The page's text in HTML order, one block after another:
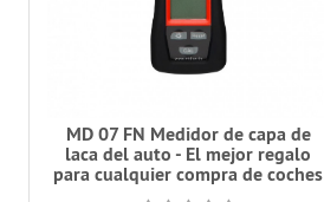
MD 07 FN Medidor de capa de
laca del auto - El mejor regalo
para cualquier compra de coches